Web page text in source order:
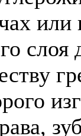
или
слоя